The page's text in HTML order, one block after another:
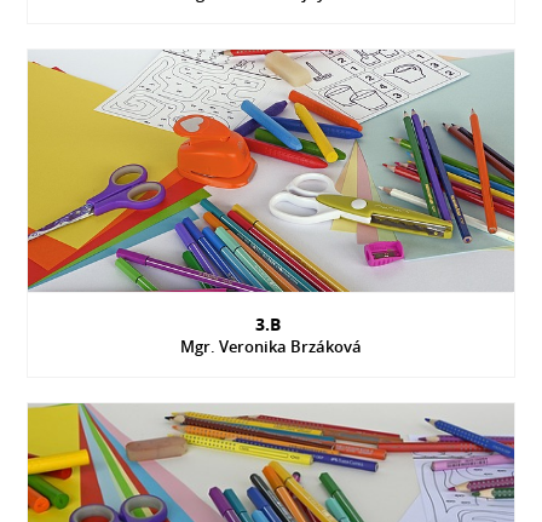
3.B
Mgr. Veronika Brzáková